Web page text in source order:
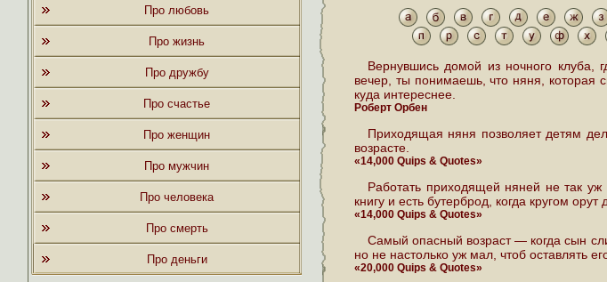
Про любовь
Про жизнь
Про дружбу
Про счастье
Про женщин
Про мужчин
Про человека
Про смерть
Про деньги
Вернувшись домой из ночного клуба,
вечер, ты понимаешь, что няня, которая
куда интереснее.
Роберт Орбен
Приходящая няня позволяет детям
возрасте.
«14,000 Quips & Quotes»
Работать приходящей няней не так уж
книгу и есть бутерброд, когда кругом орут
«14,000 Quips & Quotes»
Самый опасный возраст — когда сын
но не настолько уж мал, чтоб оставлять
«20,000 Quips & Quotes»